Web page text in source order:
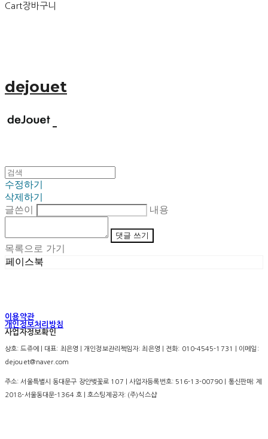
Cart장바구니
dejouet
수정하기
삭제하기
글쓴이
내용
댓글 쓰기
목록으로 가기
페이스북
이용약관
개인정보처리방침
사업자정보확인
상호: 드쥬에 | 대표: 최은영 | 개인정보관리책임자: 최은영 | 전화: 010-4545-1731 | 이메일:
dejouet@naver.com
주소: 서울특별시 동대문구 장안벚꽃로 107 | 사업자등록번호: 516-13-00790 | 통신판매:제
2018-서울동대문-1364 호| 호스팅제공자: (주)식스샵